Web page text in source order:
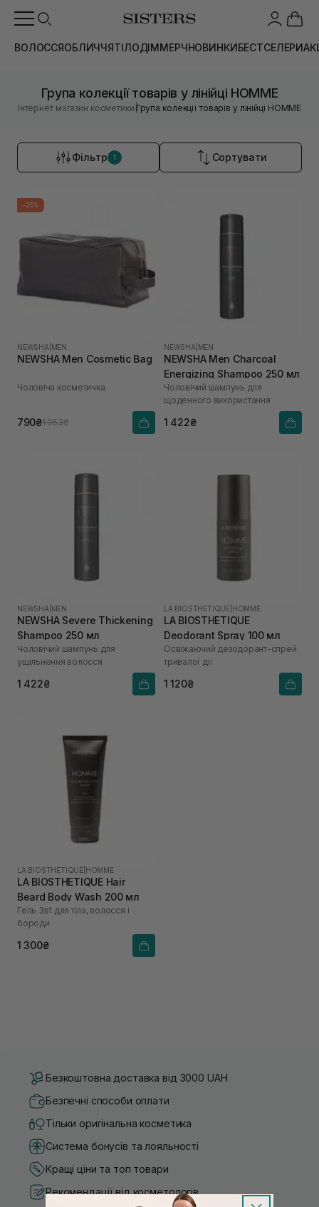
ВОЛОССЯОБЛИЧЧЯТІЛОДІММЕРЧНОВИНКИБЕСТСЕЛЕРИ
Група колекції товарів у лінійці HOMME
Інтернет магазин косметики |Група колекції товарів у лінійці HOMME
Фільтр 1 Сортувати
-25%
NEWSHA MEN
NEWSHA Men Сosmetic Bag
Чоловіча косметичка
790₴1 053₴
NEWSHA MEN
NEWSHA Men Charcoal
Energizing Shampoo 250 мл
Чоловічий шампунь для
щоденного використання
1 422₴
NEWSHA MEN
NEWSHA Severe Thickening
Shampoo 250 мл
Чоловічий шампунь для
ущільнення волосся
1 422₴
LA BIOSTHETIQUE HOMME
LA BIOSTHETIQUE
Deodorant Spray 100 мл
Освіжаючий дезодорант-спрей
тривалої дії
1 120₴
LA BIOSTHETIQUE HOMME
LA BIOSTHETIQUE Hair
Beard Body Wash 200 мл
Гель 3в1 для тіла, волосся і
бороди
1 300₴
Безкоштовна доставка від 3000 UAH
Безпечні способи оплати
Тільки оригінальна косметика
Система бонусів та лояльності
Кращі ціни та топ товари
Рекомендації від косметологів